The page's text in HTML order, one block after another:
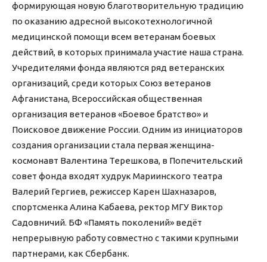
формирующая новую благотворительную традицию
по оказанию адресной высокотехнологичной
медицинской помощи всем ветеранам боевых
действий, в которых принимала участие наша страна.
Учредителями фонда являются ряд ветеранских
организаций, среди которых Союз ветеранов
Афганистана, Всероссийская общественная
организация ветеранов «Боевое братство» и
Поисковое движение России. Одним из инициаторов
создания организации стала первая женщина-
космонавт Валентина Терешкова, в Попечительский
совет фонда входят худрук Мариинского театра
Валерий Гергиев, режиссер Карен Шахназаров,
спортсменка Алина Кабаева, ректор МГУ Виктор
Садовничий. БФ «Память поколений» ведёт
непрерывную работу совместно с такими крупными
партнерами, как Сбербанк.